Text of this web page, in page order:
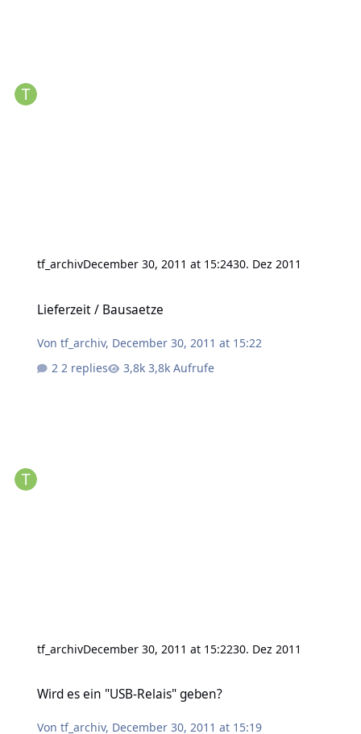
tf_archivDecember 30, 2011 at 15:2430. Dez 2011
Lieferzeit / Bausaetze
Vontf_archiv, December 30, 2011 at 15:22
2 replies
3,8k Aufrufe
tf_archivDecember 30, 2011 at 15:2230. Dez 2011
Wird es ein "USB-Relais" geben?
Vontf_archiv, December 30, 2011 at 15:19